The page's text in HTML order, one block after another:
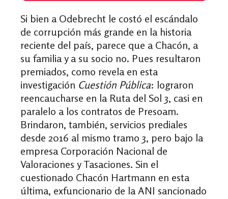
Si bien a Odebrecht le costó el escándalo
de corrupción más grande en la historia
reciente del país, parece que a Chacón, a
su familia y a su socio no. Pues resultaron
premiados, como revela en esta
investigación Cuestión Pública: lograron
reencaucharse en la Ruta del Sol 3, casi en
paralelo a los contratos de Presoam.
Brindaron, también, servicios prediales
desde 2016 al mismo tramo 3, pero bajo la
empresa Corporación Nacional de
Valoraciones y Tasaciones. Sin el
cuestionado Chacón Hartmann en esta
última, exfuncionario de la ANI sancionado